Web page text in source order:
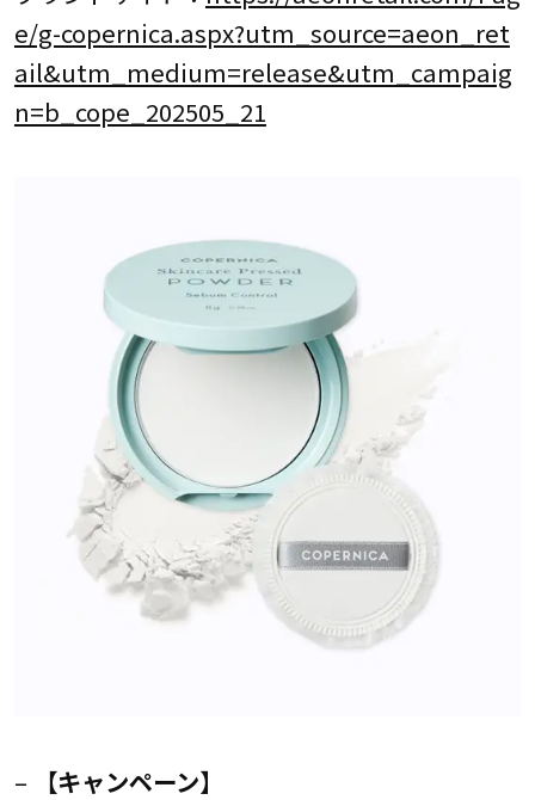
e/g-copernica.aspx?utm_source=aeon_ret
ail&utm_medium=release&utm_campaig
n=b_cope_202505_21
– 【キャンペーン】